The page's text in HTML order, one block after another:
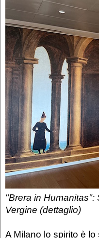
"Brera in
Vergine (dettaglio)
A Milano lo spirito è